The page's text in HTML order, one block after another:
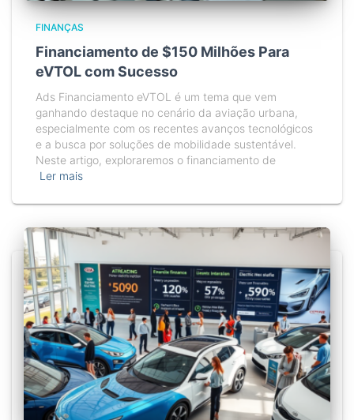
FINANÇAS
Financiamento de $150 Milhões Para
eVTOL com Sucesso
Ads Financiamento eVTOL é um tema que vem
ganhando destaque no cenário da aviação urbana,
especialmente com os recentes avanços tecnológicos
e a busca por soluções de mobilidade sustentável.
Neste artigo, exploraremos o financiamento de
Ler mais